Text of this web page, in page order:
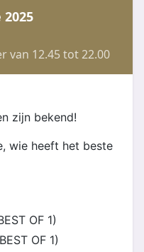
2025
van 12.45 tot 22.00
zijn bekend!
wie heeft het beste
OF 1)
OF 1)